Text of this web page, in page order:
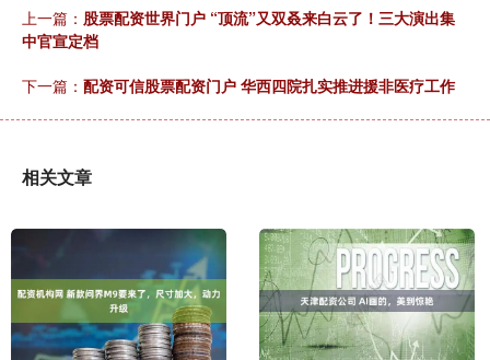
上一篇： 股票配资世界门户 “顶流”又双叒来白云了！三大演出集
中官宣定档
下一篇： 配资可信股票配资门户 华西四院扎实推进援非医疗工作
相关文章